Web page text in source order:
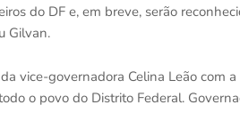
do DF e, em breve, serão
Gilvan.
vice-governadora Celina Leão com a
o povo do Distrito Federal.